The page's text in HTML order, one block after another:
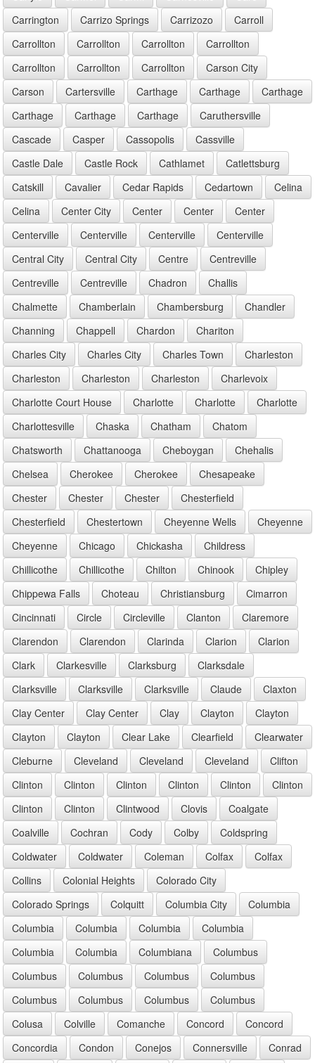
Carrington
Carrizo Springs Carrizozo
Carroll
Carrollton
Carrollton Carrollton
Carrollton
Carrollton
Carrollton Carrollton
Carson City
Carson
Cartersville Carthage Carthage
Carthage
Carthage
Carthage Carthage
Caruthersville
Cascade
Casper Cassopolis
Cassville
Castle Dale
Castle Rock Cathlamet
Catlettsburg
Catskill
Cavalier Cedar Rapids Cedartown
Celina
Celina
Center City Center Center
Center
Centerville
Centerville Centerville
Centerville
Central City
Central City Centre
Centreville
Centreville
Centreville Chadron
Challis
Chalmette
Chamberlain Chambersburg
Chandler
Channing
Chappell Chardon
Chariton
Charles City
Charles City Charles Town
Charleston
Charleston
Charleston Charleston
Charlevoix
Charlotte Court House
Charlotte Charlotte
Charlotte
Charlottesville
Chaska Chatham
Chatom
Chatsworth
Chattanooga Cheboygan
Chehalis
Chelsea
Cherokee Cherokee
Chesapeake
Chester
Chester Chester
Chesterfield
Chesterfield
Chestertown Cheyenne Wells
Cheyenne
Cheyenne
Chicago Chickasha
Childress
Chillicothe
Chillicothe Chilton Chinook
Chipley
Chippewa Falls
Choteau Christiansburg
Cimarron
Cincinnati
Circle Circleville Clanton
Claremore
Clarendon
Clarendon Clarinda Clarion
Clarion
Clark
Clarkesville Clarksburg
Clarksdale
Clarksville
Clarksville Clarksville Claude
Claxton
Clay Center
Clay Center Clay Clayton
Clayton
Clayton
Clayton Clear Lake Clearfield
Clearwater
Cleburne
Cleveland Cleveland Cleveland
Clifton
Clinton
Clinton Clinton Clinton Clinton
Clinton
Clinton
Clinton Clintwood Clovis
Coalgate
Coalville
Cochran Cody Colby
Coldspring
Coldwater
Coldwater Coleman Colfax
Colfax
Collins
Colonial Heights
Colorado City
Colorado Springs
Colquitt Columbia City
Columbia
Columbia
Columbia Columbia
Columbia
Columbia
Columbia Columbiana
Columbus
Columbus
Columbus Columbus
Columbus
Columbus
Columbus Columbus
Columbus
Colusa
Colville Comanche Concord
Concord
Concordia
Condon Conejos Connersville
Conrad